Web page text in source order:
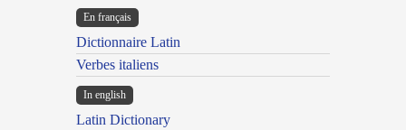
En français
Dictionnaire Latin
Verbes italiens
In english
Latin Dictionary